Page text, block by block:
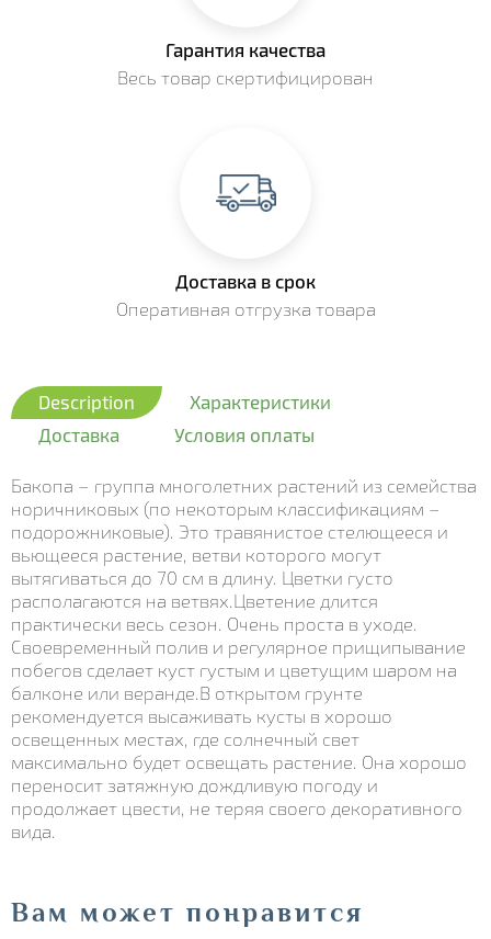
Гарантия качества
Весь товар скертифицирован
Доставка в срок
Оперативная отгрузка товара
Description
Характеристики
Доставка
Условия оплаты
Бакопа – группа многолетних растений из семейства
норичниковых (по некоторым классификациям –
подорожниковые). Это травянистое стелющееся и
вьющееся растение, ветви которого могут
вытягиваться до 70 см в длину. Цветки густо
располагаются на ветвях.Цветение длится
практически весь сезон. Очень проста в уходе.
Своевременный полив и регулярное прищипывание
побегов сделает куст густым и цветущим шаром на
балконе или веранде.В открытом грунте
рекомендуется высаживать кусты в хорошо
освещенных местах, где солнечный свет
максимально будет освещать растение. Она хорошо
переносит затяжную дождливую погоду и
продолжает цвести, не теряя своего декоративного
вида.
Вам может понравится